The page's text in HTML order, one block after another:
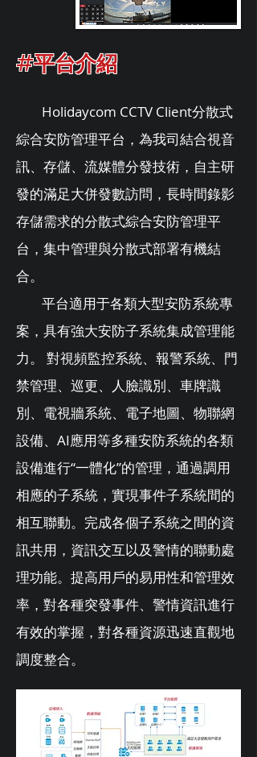
#平台介紹
Holidaycom CCTV Client分散式
綜合安防管理平台，為我司結合視音
訊、存儲、流媒體分發技術，自主研
發的滿足大併發數訪問，長時間錄影
存儲需求的分散式綜合安防管理平
台，集中管理與分散式部署有機結
合。
平台適用于各類大型安防系統專
案，具有強大安防子系統集成管理能
力。 對視頻監控系統、報警系統、門
禁管理、巡更、人臉識別、車牌識
別、電視牆系統、電子地圖、物聯網
設備、AI應用等多種安防系統的各類
設備進行“一體化”的管理，通過調用
相應的子系統，實現事件子系統間的
相互聯動。完成各個子系統之間的資
訊共用，資訊交互以及警情的聯動處
理功能。提高用戶的易用性和管理效
率，對各種突發事件、警情資訊進行
有效的掌握，對各種資源迅速直觀地
調度整合。